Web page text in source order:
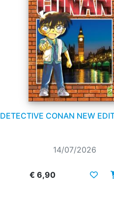
DETECTIVE CONAN NEW
14/07/2026
€ 6,90